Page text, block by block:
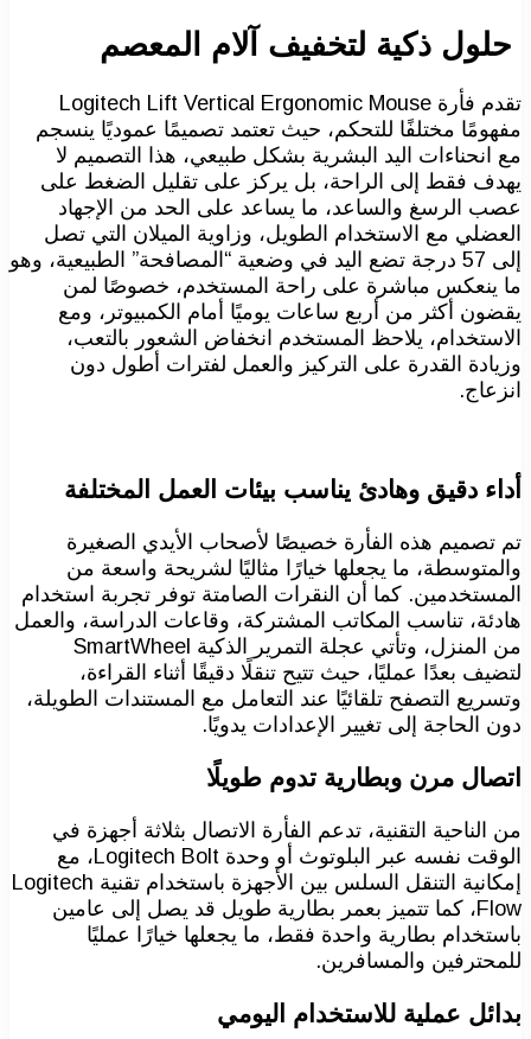
حلول ذكية لتخفيف آلام المعصم
تقدم فأرة Logitech Lift Vertical Ergonomic Mouse
مفهومًا مختلفًا للتحكم، حيث تعتمد تصميمًا عموديًا ينسجم
مع انحناءات اليد البشرية بشكل طبيعي، هذا التصميم لا
يهدف فقط إلى الراحة، بل يركز على تقليل الضغط على
عصب الرسغ والساعد، ما يساعد على الحد من الإجهاد
العضلي مع الاستخدام الطويل، وزاوية الميلان التي تصل
إلى 57 درجة تضع اليد في وضعية “المصافحة” الطبيعية، وهو
ما ينعكس مباشرة على راحة المستخدم، خصوصًا لمن
يقضون أكثر من أربع ساعات يوميًا أمام الكمبيوتر، ومع
الاستخدام، يلاحظ المستخدم انخفاض الشعور بالتعب،
وزيادة القدرة على التركيز والعمل لفترات أطول دون
انزعاج.
أداء دقيق وهادئ يناسب بيئات العمل المختلفة
تم تصميم هذه الفأرة خصيصًا لأصحاب الأيدي الصغيرة
والمتوسطة، ما يجعلها خيارًا مثاليًا لشريحة واسعة من
المستخدمين. كما أن النقرات الصامتة توفر تجربة استخدام
هادئة، تناسب المكاتب المشتركة، وقاعات الدراسة، والعمل
من المنزل، وتأتي عجلة التمرير الذكية SmartWheel
لتضيف بعدًا عمليًا، حيث تتيح تنقلًا دقيقًا أثناء القراءة،
وتسريع التصفح تلقائيًا عند التعامل مع المستندات الطويلة،
دون الحاجة إلى تغيير الإعدادات يدويًا.
اتصال مرن وبطارية تدوم طويلًا
من الناحية التقنية، تدعم الفأرة الاتصال بثلاثة أجهزة في
الوقت نفسه عبر البلوتوث أو وحدة Logitech Bolt، مع
إمكانية التنقل السلس بين الأجهزة باستخدام تقنية Logitech
Flow، كما تتميز بعمر بطارية طويل قد يصل إلى عامين
باستخدام بطارية واحدة فقط، ما يجعلها خيارًا عمليًا
للمحترفين والمسافرين.
بدائل عملية للاستخدام اليومي